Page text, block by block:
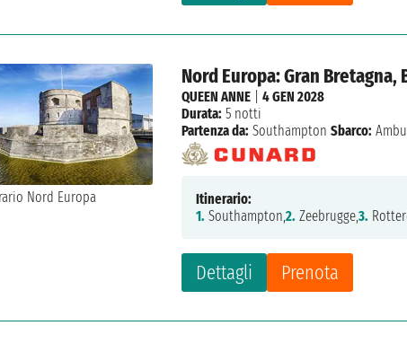
Nord Europa: Gran
Dettagli Prenota
QUEEN ANNE |4 GEN 2028
Durata: 5 notti
Partenza da: Southampton Sbarco:
Itinerario:
1. Southampton,2. Zeebrugge,3.